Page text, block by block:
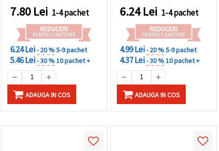
pentru brățări, coliere,
proiecte DIY, accesorii și
decorațiuni
7.80 Lei 1-4 pachet
REDUCERI
PENTRU CANTITATE
6.24 Lei- 20 %5-9 pachet
5.46 Lei- 30 %10 pachet +
ADAUGA IN COS
mm, pachet 50 g (aprox.
400 buc.) pentru bijuterii,
brățări, coliere și
decorațiuni
6.24Lei 1-4 pachet
REDUCERI
PENTRU CANTITATE
4.99 Lei- 20 %5-9 pachet
4.37 Lei- 30 %10 pachet +
ADAUGA IN COS